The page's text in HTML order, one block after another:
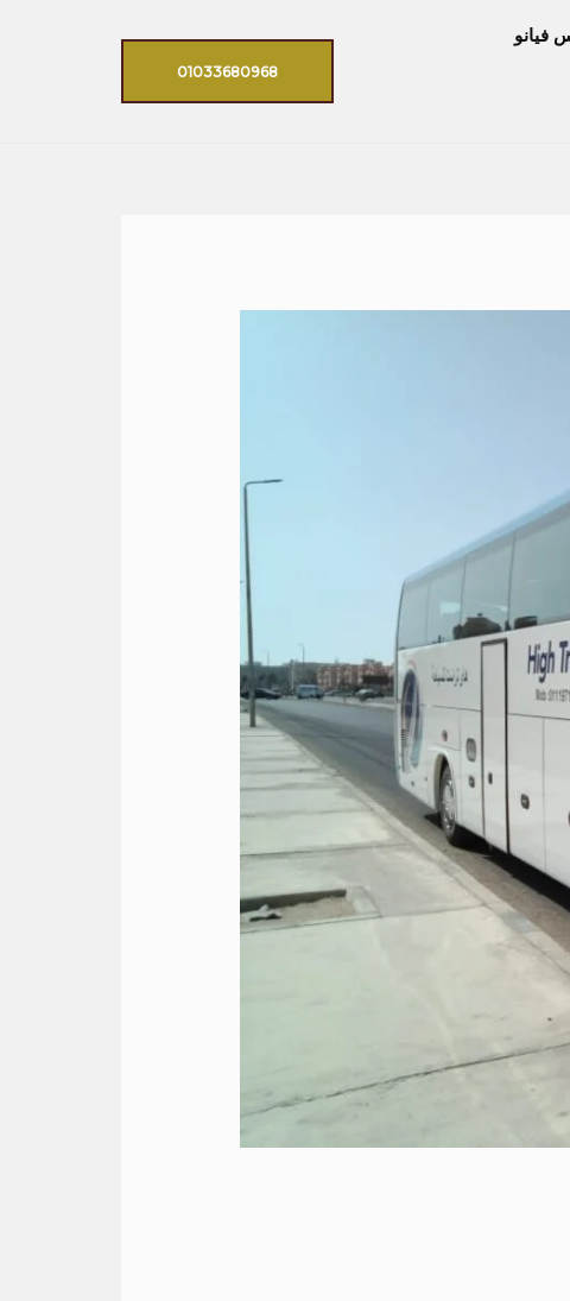
فيانو
01033680968